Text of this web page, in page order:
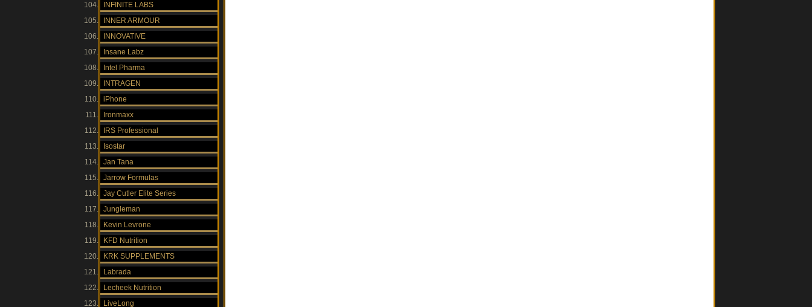
INFINITE LABS
INNER ARMOUR
INNOVATIVE
Insane Labz
Intel Pharma
INTRAGEN
iPhone
Ironmaxx
IRS Professional
Isostar
Jan Tana
Jarrow Formulas
Jay Cutler Elite Series
Jungleman
Kevin Levrone
KFD Nutrition
KRK SUPPLEMENTS
Labrada
Lecheek Nutrition
LiveLong